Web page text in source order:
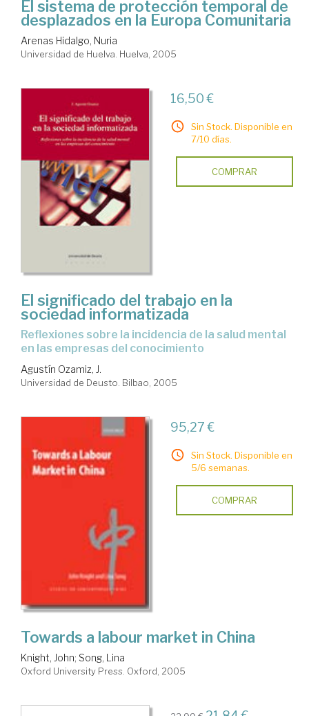
El sistema de protección temporal de
desplazados en la Europa Comunitaria
Arenas Hidalgo, Nuria
Universidad de Huelva. Huelva, 2005
16,50 €
Sin Stock. Disponible en
7/10 días.
COMPRAR
El significado del trabajo en la
sociedad informatizada
reflexiones sobre la incidencia de la salud mental
en las empresas del conocimiento
Agustín Ozamiz, J.
Universidad de Deusto. Bilbao, 2005
95,27 €
Sin Stock. Disponible en
5/6 semanas.
COMPRAR
Towards a labour market in China
Knight, John; Song, Lina
Oxford University Press. Oxford, 2005